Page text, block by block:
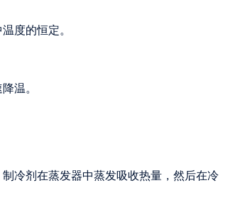
度的恒定。
温。
冷剂在蒸发器中蒸发吸收热量，然后在冷